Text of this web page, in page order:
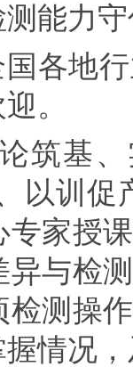
能力
各地
。
筑基
以训
家授
与检
测操
情况